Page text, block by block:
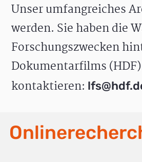
Unser umfangreiches
werden. Sie haben die
Forschungszwecken
Dokumentarfilms
kontaktieren: